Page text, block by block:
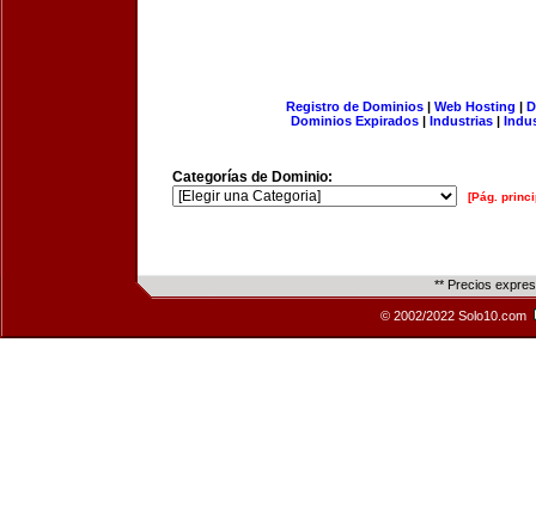
Registro de Dominios| Web Hosting |
Dominios Expirados | Industrias |
Categorías de Dominio:
[Pág.
** Precios
© 2002/2022 Solo10.com